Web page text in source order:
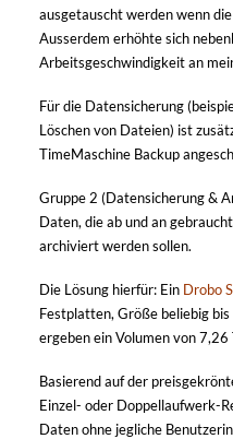
ausgetauscht werden wenn
Ausserdem erhöhte sich
Arbeitsgeschwindigkeit an
Für die Datensicherung
Löschen von Dateien) ist
TimeMaschine Backup
Gruppe 2 (Datensicherung &
Daten, die ab und an
archiviert werden sollen.
Die Lösung hierfür: Ein Drobo S
Festplatten, Größe beliebig
ergeben ein Volumen von 7,26
Basierend auf der
Einzel- oder Doppellaufwerk-
Daten ohne jegliche